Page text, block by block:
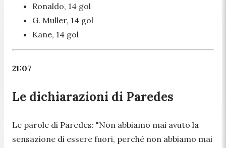
Ronaldo, 14 gol
G. Muller, 14 gol
Kane, 14 gol
21:07
Le dichiarazioni di Paredes
Le parole di Paredes: "Non abbiamo mai avuto la
sensazione di essere fuori, perché non abbiamo mai